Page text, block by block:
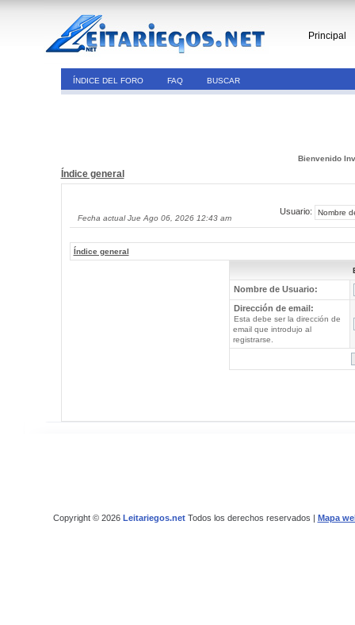
Principal
ÍNDICE DEL FORO FAQ BUSCAR
Bienvenido
Índice general
Fecha actual Jue Ago 06, 2026 12:43 am
Usuario:
Índice general
Nombre de Usuario:
Dirección de email:
Esta debe ser la dirección de
email que introdujo al
registrarse.
Copyright © 2026 Leitariegos.netTodos los derechos reservados | Mapa